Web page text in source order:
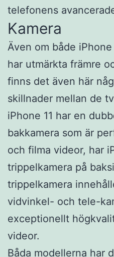
telefonens
Kamera
Även om både iPhone
har utmärkta främre
finns det även här
skillnader mellan de
iPhone 11 har en
bakkamera som är
och filma videor, har
trippelkamera på
trippelkamera
vidvinkel- och tele-
exceptionellt
videor.
Båda modellerna har